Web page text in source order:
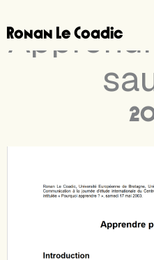
au
contenu
Ronan Le Coadic